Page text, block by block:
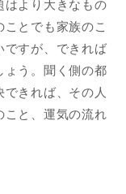
はより大きなもの
とでも家族のこ
ですが、できれば
ょう。聞く側の都
きれば、その人
こと、運気の流れ